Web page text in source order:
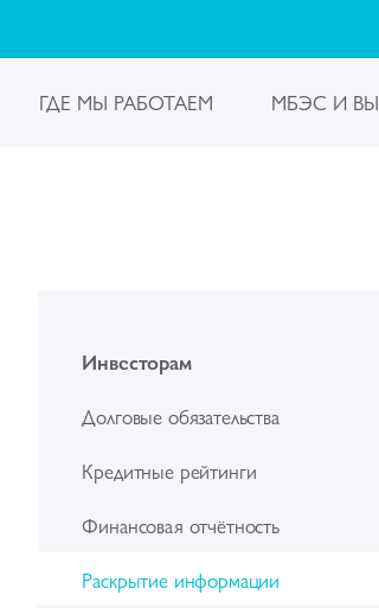
ГДЕ МЫ РАБОТАЕМ МБЭС И ВЫ
Инвесторам
Долговые обязательства
Кредитные рейтинги
Финансовая отчётность
Раскрытие информации